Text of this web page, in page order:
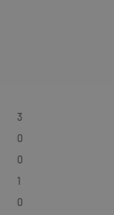
3
0
0
1
0